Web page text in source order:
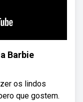
Barbie
os lindos
que gostem.